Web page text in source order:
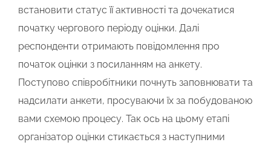
встановити статус її активності та дочекатися
початку чергового періоду оцінки. Далі
респонденти отримають повідомлення про
початок оцінки з посиланням на анкету.
Поступово співробітники почнуть заповнювати та
надсилати анкети, просуваючи їх за побудованою
вами схемою процесу. Так ось на цьому етапі
організатор оцінки стикається з наступними